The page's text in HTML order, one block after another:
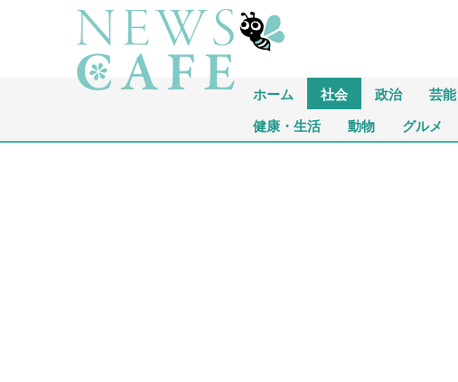
ホーム 社会 政治 芸能
健康・生活 動物 グルメ